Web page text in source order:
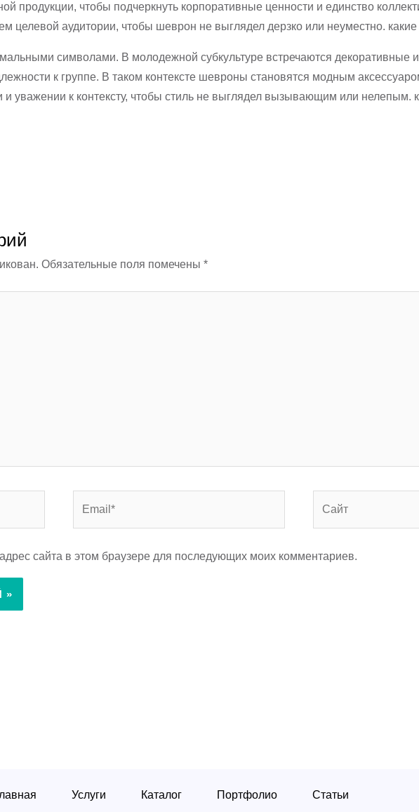
продукции, чтобы подчеркнуть корпоративные ценности и единство
целевой аудитории, чтобы шеврон не выглядел дерзко или неуместно.
символами. В молодежной субкультуре встречаются декоративные
к группе. В таком контексте шевроны становятся модным
и уважении к контексту, чтобы стиль не выглядел вызывающим или нелепым.
Обязательные поля помечены *
сайта в этом браузере для последующих моих комментариев.
Услуги Каталог Портфолио
Статьи